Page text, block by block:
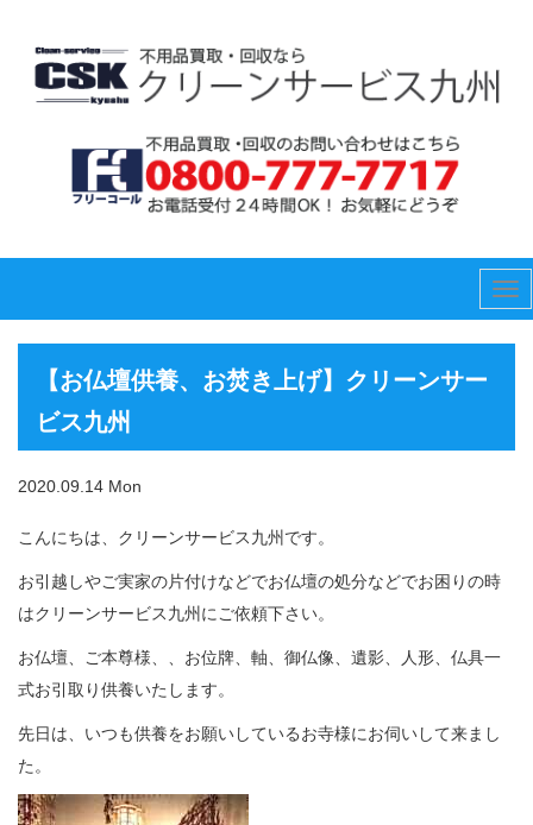
【お仏壇供養、お焚き上げ】クリーンサー
ビス九州
2020.09.14 Mon
こんにちは、クリーンサービス九州です。
お引越しやご実家の片付けなどでお仏壇の処分などでお困りの時
はクリーンサービス九州にご依頼下さい。
お仏壇、ご本尊様、、お位牌、軸、御仏像、遺影、人形、仏具一
式お引取り供養いたします。
先日は、いつも供養をお願いしているお寺様にお伺いして来まし
た。